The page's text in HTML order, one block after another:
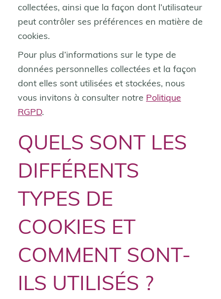
collectées, ainsi que la façon dont l’utilisateur
peut contrôler ses préférences en matière de
cookies.
Pour plus d’informations sur le type de
données personnelles collectées et la façon
dont elles sont utilisées et stockées, nous
vous invitons à consulter notre Politique
RGPD.
QUELS SONT LES
DIFFÉRENTS
TYPES DE
COOKIES ET
COMMENT SONT-
ILS UTILISÉS ?